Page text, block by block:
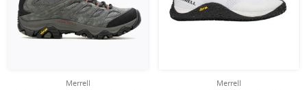
Merrell
Merrell